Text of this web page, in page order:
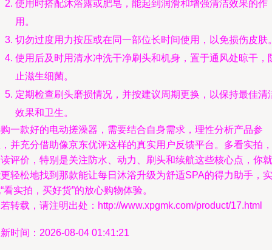
使用时搭配沐浴露或肥皂，能起到润滑和增强清洁效果的作
用。
切勿过度用力按压或在同一部位长时间使用，以免损伤皮肤
使用后及时用清水冲洗干净刷头和机身，置于通风处晾干，
止滋生细菌。
定期检查刷头磨损情况，并按建议周期更换，以保持最佳清
效果和卫生。
一款好的电动搓澡器，需要结合自身需求，理性分析产品参
并充分借助像京东优评这样的真实用户反馈平台。多看实拍，
评价，特别是关注防水、动力、刷头和续航这些核心点，你就
轻松地找到那款能让每日沐浴升级为舒适SPA的得力助手，实
看实拍，买好货”的放心购物体验。
转载，请注明出处：http://www.xpgmk.com/product/17.html
时间：2026-08-04 01:41:21